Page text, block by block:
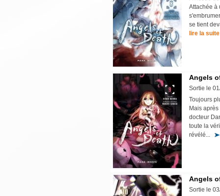
Attachée à
se tient
lire la suite
Angels
Sortie le
Toujours
Mais
docteur
toute la
révélé...
Angels
Sortie le